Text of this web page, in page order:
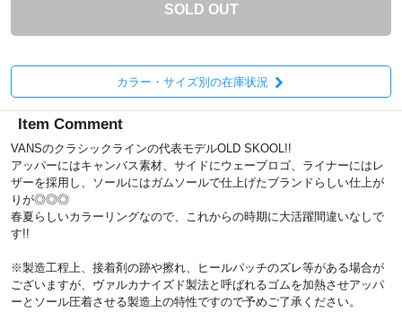
SOLD OUT
カラー・サイズ別の在庫状況
Item Comment
VANSのクラシックラインの代表モデルOLD SKOOL!!
アッパーにはキャンバス素材、サイドにウェーブロゴ、ライナーにはレ
ザーを採用し、ソールにはガムソールで仕上げたブランドらしい仕上が
りが◎◎◎
春夏らしいカラーリングなので、これからの時期に大活躍間違いなしで
す!!
※製造工程上、接着剤の跡や擦れ、ヒールパッチのズレ等がある場合が
ございますが、ヴァルカナイズド製法と呼ばれるゴムを加熱させアッパ
ーとソール圧着させる製造上の特性ですので予めご了承ください。